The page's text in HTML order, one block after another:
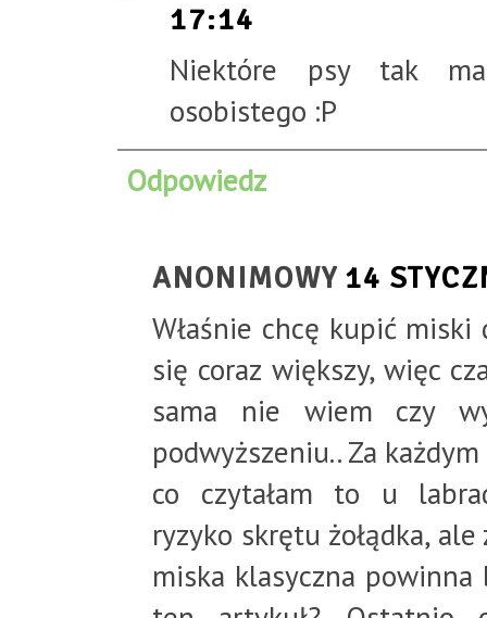
17:14
Niektóre psy tak
osobistego :P
Odpowiedz
ANONIMOWY 14
Właśnie chcę kupić
się coraz większy, więc
sama nie wiem czy
podwyższeniu.. Za
co czytałam to u
ryzyko skrętu żołądka,
miska klasyczna